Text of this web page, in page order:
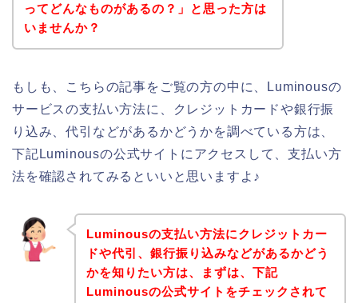
ってどんなものがあるの？」と思った方は
いませんか？
もしも、こちらの記事をご覧の方の中に、Luminousの
サービスの支払い方法に、クレジットカードや銀行振
り込み、代引などがあるかどうかを調べている方は、
下記Luminousの公式サイトにアクセスして、支払い方
法を確認されてみるといいと思いますよ♪
Luminousの支払い方法にクレジットカー
ドや代引、銀行振り込みなどがあるかどう
かを知りたい方は、まずは、下記
Luminousの公式サイトをチェックされて